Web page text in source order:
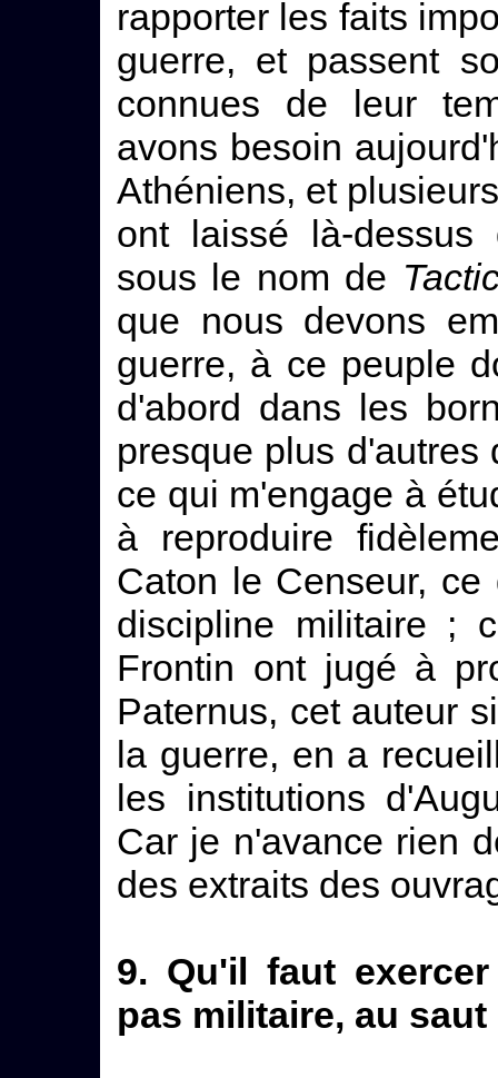
rapporter les faits
guerre, et passent
connues de leur
avons besoin
Athéniens, et
ont laissé là-dessus
sous le nom de
que nous devons
guerre, à ce peuple
d'abord dans les
presque plus
ce qui m'engage à
à reproduire
Caton le Censeur,
discipline militaire ;
Frontin ont jugé à
Paternus, cet auteur
la guerre, en a
les institutions
Car je n'avance rien
des extraits des
9. Qu'il faut
pas militaire, au